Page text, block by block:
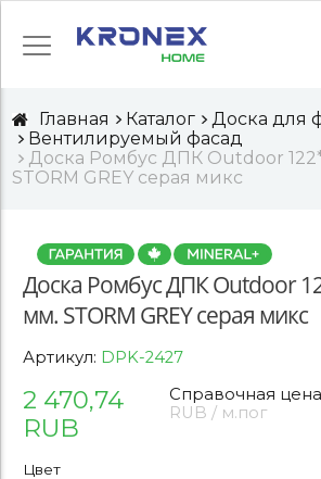
Главная Каталог
Доска для
Вентилируемый фасад
Доска Ромбус ДПК Outdoor
STORM GREY серая микс
Доска Ромбус ДПК Outdoor
мм. STORM GREY серая микс
Артикул: DPK-2427
2 470,74
RUB
Справочная цена
RUB / м.пог
Цвет